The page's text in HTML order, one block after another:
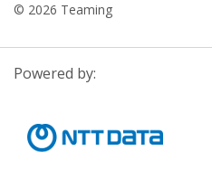
© 2026 Teaming
Powered by: